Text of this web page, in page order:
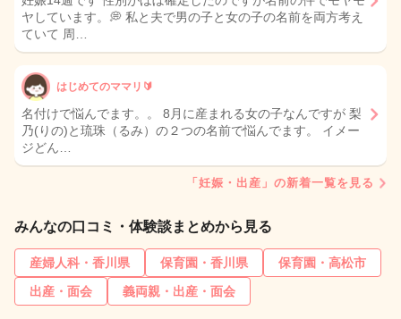
ヤしています。💭 私と夫で男の子と女の子の名前を両方考え
ていて 周…
はじめてのママリ🔰
名付けで悩んでます。。 8月に産まれる女の子なんですが 梨
乃(りの)と琉珠（るみ）の２つの名前で悩んでます。 イメー
ジどん…
「妊娠・出産」の新着一覧を見る
みんなの口コミ・体験談まとめから見る
産婦人科・香川県 保育園・香川県
保育園・高松市
出産・面会
義両親・出産・面会